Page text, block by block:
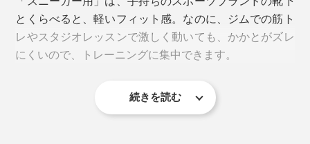
しかも、消臭性も◎。和紙糸の微細な穴が、ニオイの元
を吸着して、消臭力を発揮してくれます。
は、伸びない和紙糸で編むには、職人の経験と技術が、
いっそう必要です。
とくらべると、軽いフィット感。なのに、ジムでの筋ト
レやスタジオレッスンで激しく動いても、かかとがズレ
にくいので、トレーニングに集中できます。
続きを読む